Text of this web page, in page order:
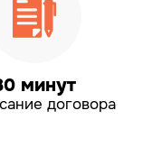
минут
договора